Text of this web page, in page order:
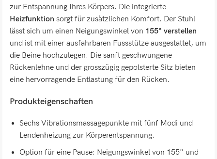
zur Entspannung Ihres Körpers. Die integrierte
Heizfunktion sorgt für zusätzlichen Komfort. Der Stuhl
lässt sich um einen Neigungswinkel von 155° verstellen
und ist mit einer ausfahrbaren Fussstütze ausgestattet, um
die Beine hochzulegen. Die sanft geschwungene
Rückenlehne und der grosszügig gepolsterte Sitz bieten
eine hervorragende Entlastung für den Rücken.
Produkteigenschaften
Sechs Vibrationsmassagepunkte mit fünf Modi und
Lendenheizung zur Körperentspannung.
Option für eine Pause: Neigungswinkel von 155° und